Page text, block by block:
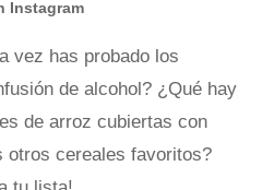
Instagram
vez has probado los
de alcohol? ¿Qué hay
de arroz cubiertas con
otros cereales favoritos?